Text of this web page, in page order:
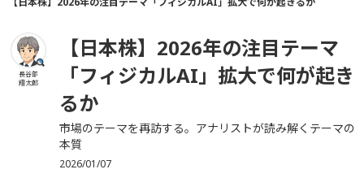
長谷部
翔太郎
【日本株】2026年の注目テーマ
「フィジカルAI」拡大で何が起き
るか
市場のテーマを再訪する。アナリストが読み解くテーマの
本質
2026/01/07